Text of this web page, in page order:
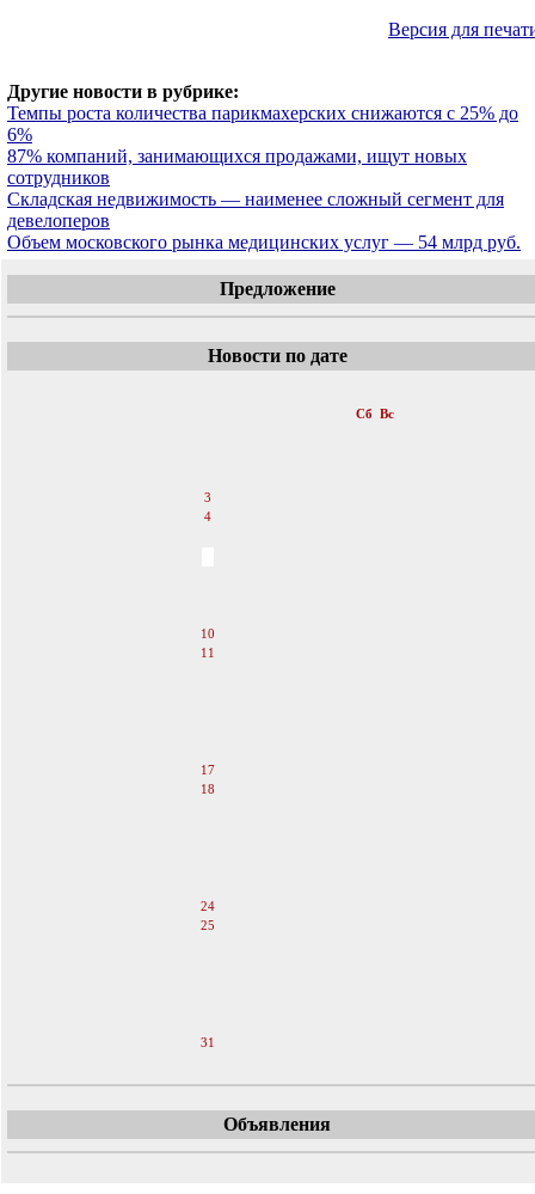
Версия для
Другие новости в рубрике:
Темпы роста количества парикмахерских снижаются с 25% до
6%
87% компаний, занимающихся продажами, ищут новых
сотрудников
Складская недвижимость — наименее сложный сегмент для
девелоперов
Объем московского рынка медицинских услуг — 54 млрд руб.
Предложение
Новости по дате
Сб Вс
3
4
10
11
17
18
24
25
31
Объявления